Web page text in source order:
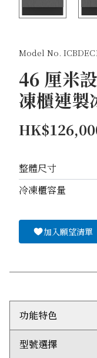
Model No.
46 厘米
凍櫃連
整體尺寸
冷凍櫃容量
加入願望清單
功能特色
Clearsight™ LED
型號選擇